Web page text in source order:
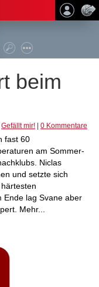
beim
Gefällt mir! 0 Kommentare
fast 60
am Sommer-
Niclas
und setzte sich
Ende lag Svane aber
Mehr...